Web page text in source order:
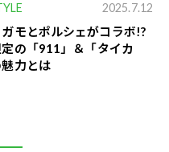
2025.7.12
ガモとポルシェがコラボ!?
の「911」＆「タイカ
力とは